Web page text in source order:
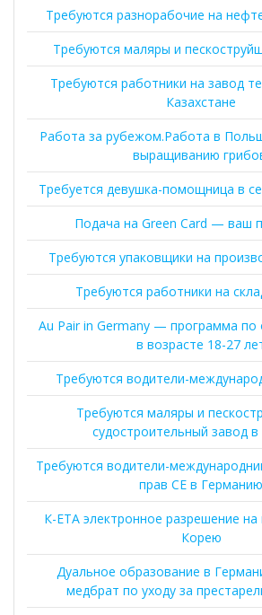
Требуются разнорабочие на
Требуются маляры и
Требуются работники на завод
Казахстане
Работа за рубежом.Работа в
выращиванию
Требуется девушка-помощница в
Подача на Green Card — ваш
Требуются упаковщики на
Требуются работники на
Au Pair in Germany — программа по
в возрасте 18-27
Требуются водители-
Требуются маляры и
судостроительный завод
Требуются водители-
прав CE в Германию
К-ЕТА электронное разрешение
Корею
Дуальное образование в
медбрат по уходу за